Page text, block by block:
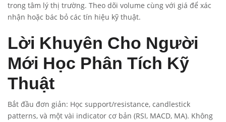
trong tâm lý thị trường. Theo dõi volume cùng với giá để xác
nhận hoặc bác bỏ các tín hiệu kỹ thuật.
Lời Khuyên Cho Người
Mới Học Phân Tích Kỹ
Thuật
Bắt đầu đơn giản: Học support/resistance, candlestick
patterns, và một vài indicator cơ bản (RSI, MACD, MA). Không